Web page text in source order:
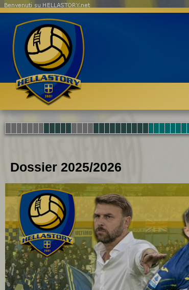
Benvenuti su HELLASTORY.net
Dossier 2025/2026